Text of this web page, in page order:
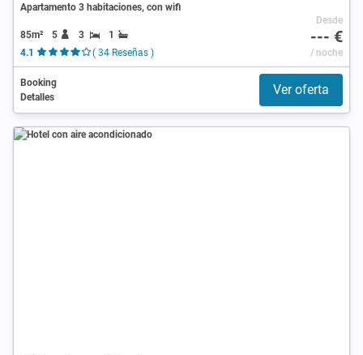
Apartamento 3 habitaciones, con wifi
85m² 5 3
1
4.1
( 34 Reseñas )
Desde
--- €
/ noche
Booking
Detalles
Ver oferta